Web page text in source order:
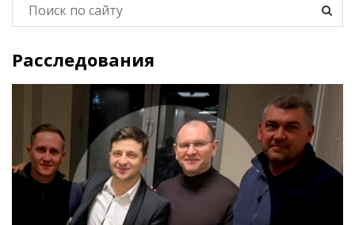
Расследования